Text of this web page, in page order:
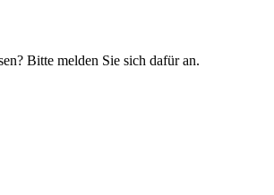
Bitte melden Sie sich dafür an.